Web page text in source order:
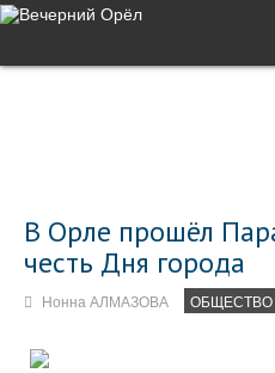
В Орле прошёл
честь Дня города
Нонна АЛМАЗОВА ОБЩЕСТВО